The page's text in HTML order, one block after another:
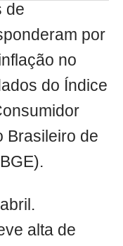
de
por
no
do Índice
Brasileiro de
alta de